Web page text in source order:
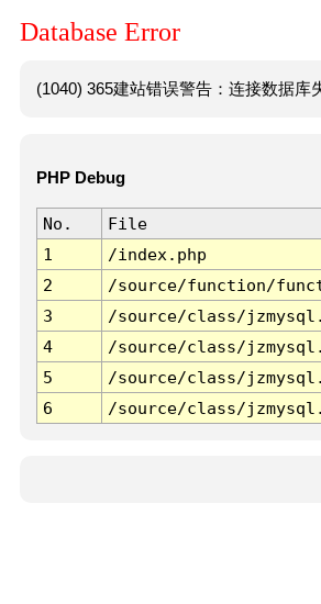
Database Error
(1040) 365建站错误警告：连接数据库
PHP Debug
No. File
1
/index.php
2
/source/function/
3
/source/class/
4
/source/class/
5
/source/class/
6
/source/class/